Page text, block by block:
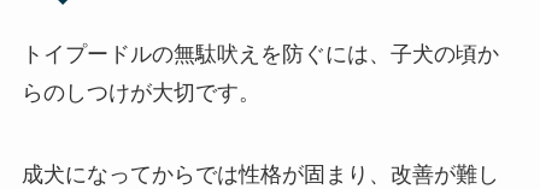
トイプードルの無駄吠えを防ぐには、子犬の頃か
らのしつけが大切です。
成犬になってからでは性格が固まり、改善が難し